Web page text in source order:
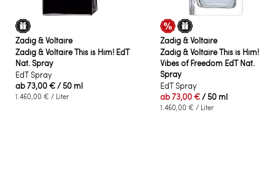
Zadig & Voltaire
Zadig & Voltaire This is Him! EdT
Nat. Spray
EdT Spray
ab73,00 €/ 50 ml
1.460,00 € / Liter
Zadig & Voltaire
Zadig & Voltaire This is Him!
Vibes of Freedom EdT Nat.
Spray
EdT Spray
ab73,00 €/ 50 ml
1.460,00 € / Liter